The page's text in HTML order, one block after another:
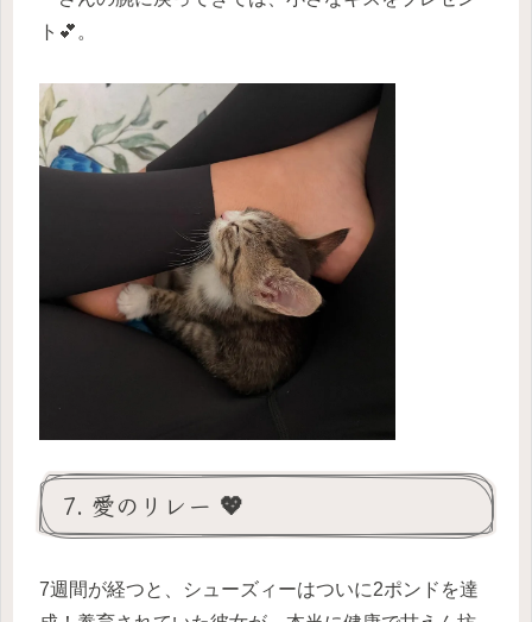
ト💕。
7. 愛のリレー 💖
7週間が経つと、シューズィーはついに2ポンドを達